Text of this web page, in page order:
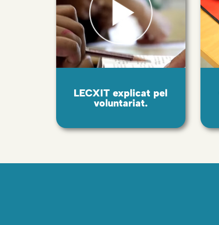
LECXIT explicat pel
voluntariat.